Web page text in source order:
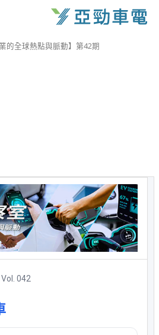
的全球熱點與脈動】第42期
042